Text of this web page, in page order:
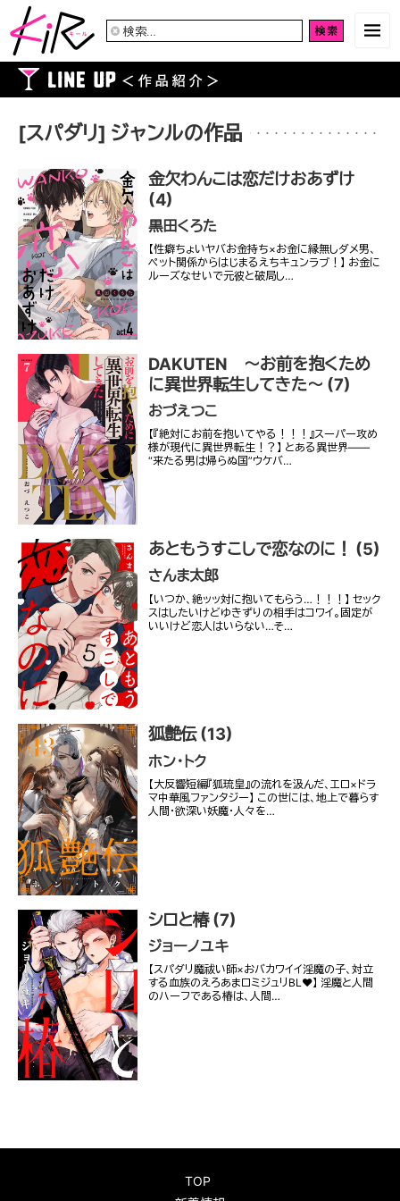
検
[スパダリ] ジャンルの作品
金欠わんこは恋だけおあずけ
(4)
黒田くろた
【性癖ちょいヤバお金持ち×お金に縁無しダメ男、
ペット関係からはじまるえちキュンラブ！】 お金に
ルーズなせいで元彼と破局し…
DAKUTEN ～お前を抱くため
に異世界転生してきた～ (7)
おづえつこ
【『絶対にお前を抱いてやる！！！』スーパー攻め
様が現代に異世界転生！？】 とある異世界――
“来たる男は帰らぬ国”ウケバ…
あともうすこしで恋なのに！ (5)
さんま太郎
【いつか、絶ッッ対に抱いてもらう…！！！】 セック
スはしたいけどゆきずりの相手はコワイ。固定が
いいけど恋人はいらない…そ…
狐艶伝 (13)
ホン・トク
【大反響短編『狐琉皇』の流れを汲んだ、エロ×ドラ
マ中華風ファンタジー】 この世には、地上で暮らす
人間・欲深い妖魔・人々を…
シロと椿 (7)
ジョーノユキ
【スパダリ魔祓い師×おバカワイイ淫魔の子、対立
する血族のえろあまロミジュリBL♥︎】 淫魔と人間
のハーフである椿は、人間…
TOP